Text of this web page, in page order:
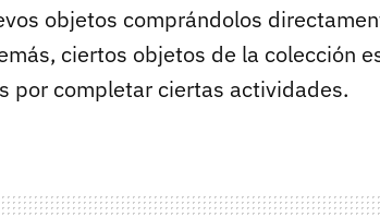
objetos comprándolos
ciertos objetos de la colección
por completar ciertas actividades.